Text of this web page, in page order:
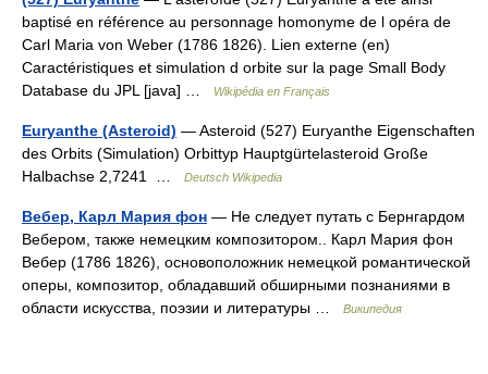
baptisé en référence au personnage homonyme de l opéra de
Carl Maria von Weber (1786 1826). Lien externe (en)
Caractéristiques et simulation d orbite sur la page Small Body
Database du JPL [java] …
Wikipédia en Français
Euryanthe (Asteroid) — Asteroid (527) Euryanthe Eigenschaften
des Orbits (Simulation) Orbittyp Hauptgürtelasteroid Große
Halbachse 2,7241 …
Deutsch Wikipedia
Вебер, Карл Мария фон — Не следует путать с Бернгардом
Вебером, также немецким композитором.. Карл Мария фон
Вебер (1786 1826), основоположник немецкой романтической
оперы, композитор, обладавший обширными познаниями в
области искусства, поэзии и литературы …
Википедия